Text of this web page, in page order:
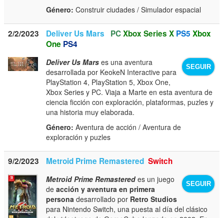
Género: Construir ciudades / Simulador espacial
2/2/2023 Deliver Us Mars PCXbox Series X PS5 Xbox
One PS4
SEGUIR
Deliver Us Mars es una aventura
desarrollada por KeokeN Interactive para
PlayStation 4, PlayStation 5, Xbox One,
Xbox Series y PC. Viaja a Marte en esta aventura de
ciencia ficción con exploración, plataformas, puzles y
una historia muy elaborada.
Género: Aventura de acción / Aventura de
exploración y puzles
9/2/2023 Metroid Prime Remastered Switch
SEGUIR
Metroid Prime Remasteredes un juego
deacción y aventura en primera
persona desarrollado por Retro Studios
para Nintendo Switch, una puesta al día del clásico